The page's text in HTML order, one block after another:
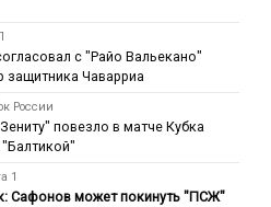
с "Райо Вальекано"
защитника Чаварриа
России
повезло в матче Кубка
1
Сафонов может покинуть "ПСЖ"